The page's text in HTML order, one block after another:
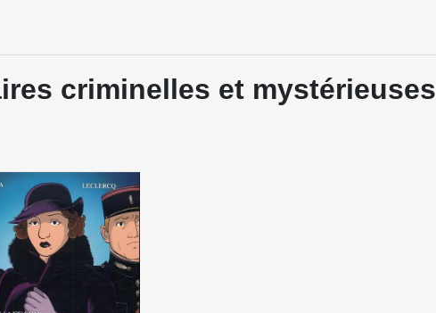
criminelles et mystérieuses